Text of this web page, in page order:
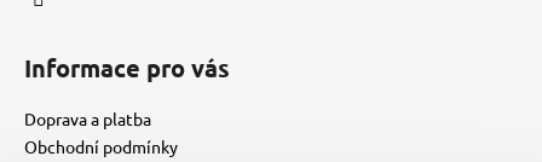
Informace pro vás
Doprava a platba
Obchodní podmínky